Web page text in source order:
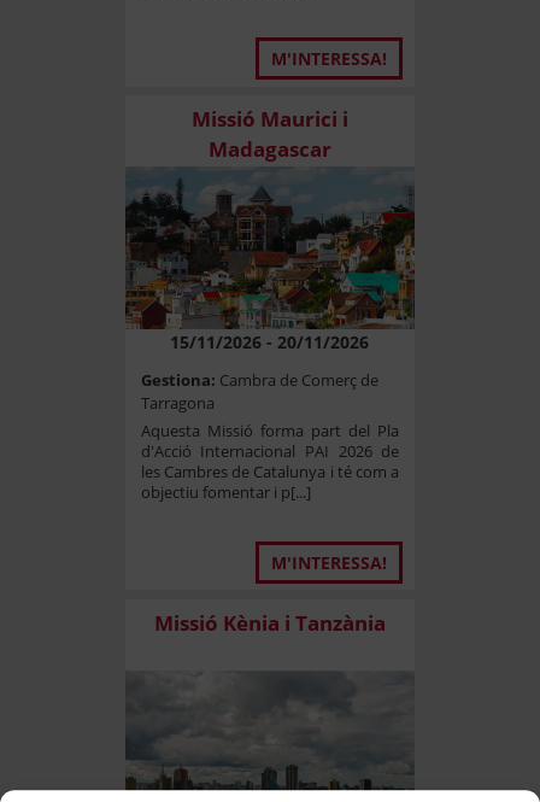
M'INTERESSA!
Missió Maurici i
Madagascar
15/11/2026 - 20/11/2026
Gestiona: Cambra de Comerç de
Tarragona
Aquesta Missió forma part del Pla
d'Acció Internacional PAI 2026 de
les Cambres de Catalunya i té com a
objectiu fomentar i p[...]
M'INTERESSA!
Missió Kènia i Tanzània